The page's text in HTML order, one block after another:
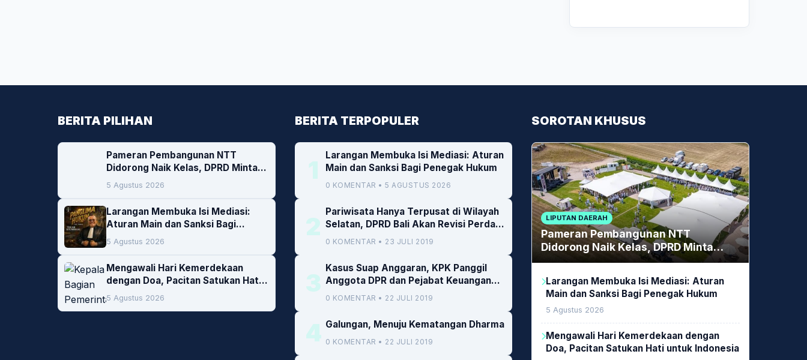
BERITA PILIHAN
Pameran Pembangunan NTT
Didorong Naik Kelas, DPRD Minta
Artis hingga EO Lokal Jadi
Prioritas
5 Agustus 2026
Larangan Membuka Isi Mediasi:
Aturan Main dan Sanksi Bagi
Penegak Hukum
5 Agustus 2026
Mengawali Hari Kemerdekaan
dengan Doa, Pacitan Satukan Hati
untuk Indonesia
5 Agustus 2026
BERITA TERPOPULER
1
Larangan Membuka Isi Mediasi: Aturan
Main dan Sanksi Bagi Penegak Hukum
0 KOMENTAR • 5 AGUSTUS 2026
2
Pariwisata Hanya Terpusat di Wilayah
Selatan, DPRD Bali Akan Revisi Perda
RTRW
0 KOMENTAR • 23 JULI 2019
3
Kasus Suap Anggaran, KPK Panggil
Anggota DPR dan Pejabat Keuangan
Kemenkeu
0 KOMENTAR • 22 JULI 2019
4 Galungan, Menuju Kematangan Dharma
0 KOMENTAR • 22 JULI 2019
SOROTAN KHUSUS
LIPUTAN DAERAH
Pameran Pembangunan NTT
Didorong Naik Kelas, DPRD Minta
Artis hingga EO Lokal Jadi Prioritas
Larangan Membuka Isi Mediasi: Aturan
Main dan Sanksi Bagi Penegak Hukum
5 Agustus 2026
Mengawali Hari Kemerdekaan dengan
Doa, Pacitan Satukan Hati untuk Indonesia